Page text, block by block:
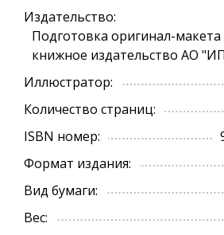
Издательство:
Подготовка оригинал-
книжное издательство АО
Иллюстратор:
Количество страниц:
ISBN номер:
Формат издания:
Вид бумаги:
Вес: